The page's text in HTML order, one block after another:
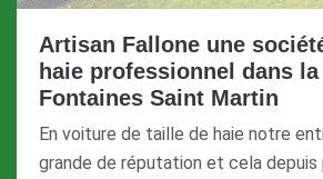
Artisan Fallone une
haie professionnel dans
Fontaines Saint Martin
En voiture de taille de haie notre
grande de réputation et cela depuis